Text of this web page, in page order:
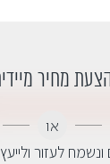
מחיר
או
לעזור